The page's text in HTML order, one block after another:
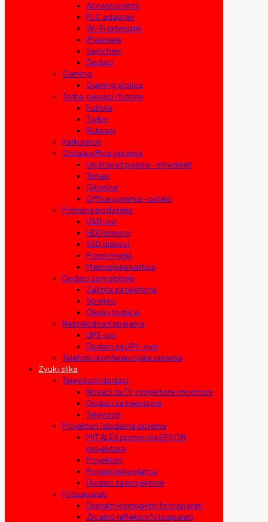
Access points
PLC adapteri
Wi-Fi extenderi
IP kamere
Switchevi
Dodaci
Gaming
Gaming stolice
Torbe, ruksaci i futrole
Futrole
Torbe
Ruksaci
Kalkulatori
Ostala office oprema
Uništavač papira – shredderi
Trimeri
Giljotine
Office oprema – ostalo
Pohrana podataka
USB-ovi
HDD diskovi
SSD diskovi
Prazni mediji
Memorijske kartice
Dodaci za mobitele
Zaštita za telefone
Sprejevi
Okviri i torbice
Neprekidna napajanja
UPS-ovi
Dodaci za UPS-ove
Telefoni i konferencijska oprema
Zvuk i slika
Televizori i dodaci
Nosači za TV, projektore i monitore
Dodaci za televizore
Televizori
Projektori i dodatna oprema
MIT ALEX promocija EPSON
projektora
Projektori
Projekcijska platna
Dodaci za projektore
Fotoaparati
Digitalni kompaktni fotoaparati
Zrcalno refleksni fotoaparati